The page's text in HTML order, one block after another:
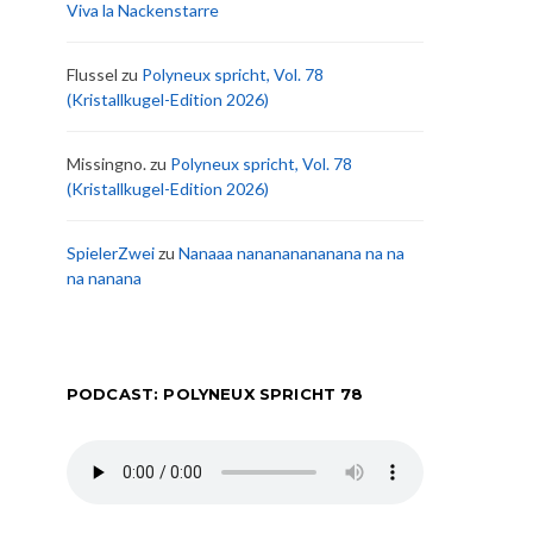
Viva la Nackenstarre
Flussel zu Polyneux spricht, Vol. 78
(Kristallkugel-Edition 2026)
Missingno.zu Polyneux spricht, Vol. 78
(Kristallkugel-Edition 2026)
SpielerZweizu Nanaaa nanananananana na na
na nanana
PODCAST: POLYNEUX SPRICHT 78